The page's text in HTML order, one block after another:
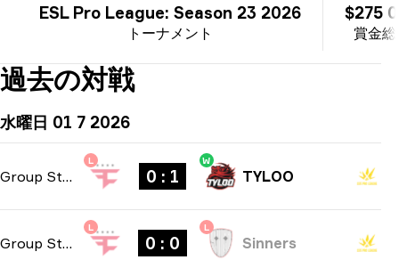
トーナメント
ESL Pro League: Season 23 2026
賞金
$275
過去の対戦
水曜日 01 7 2026
Group Stage -bo1
L
0 : 1
W
TYLOO
Group Stage -bo1
L
0 : 0
L
Sinners